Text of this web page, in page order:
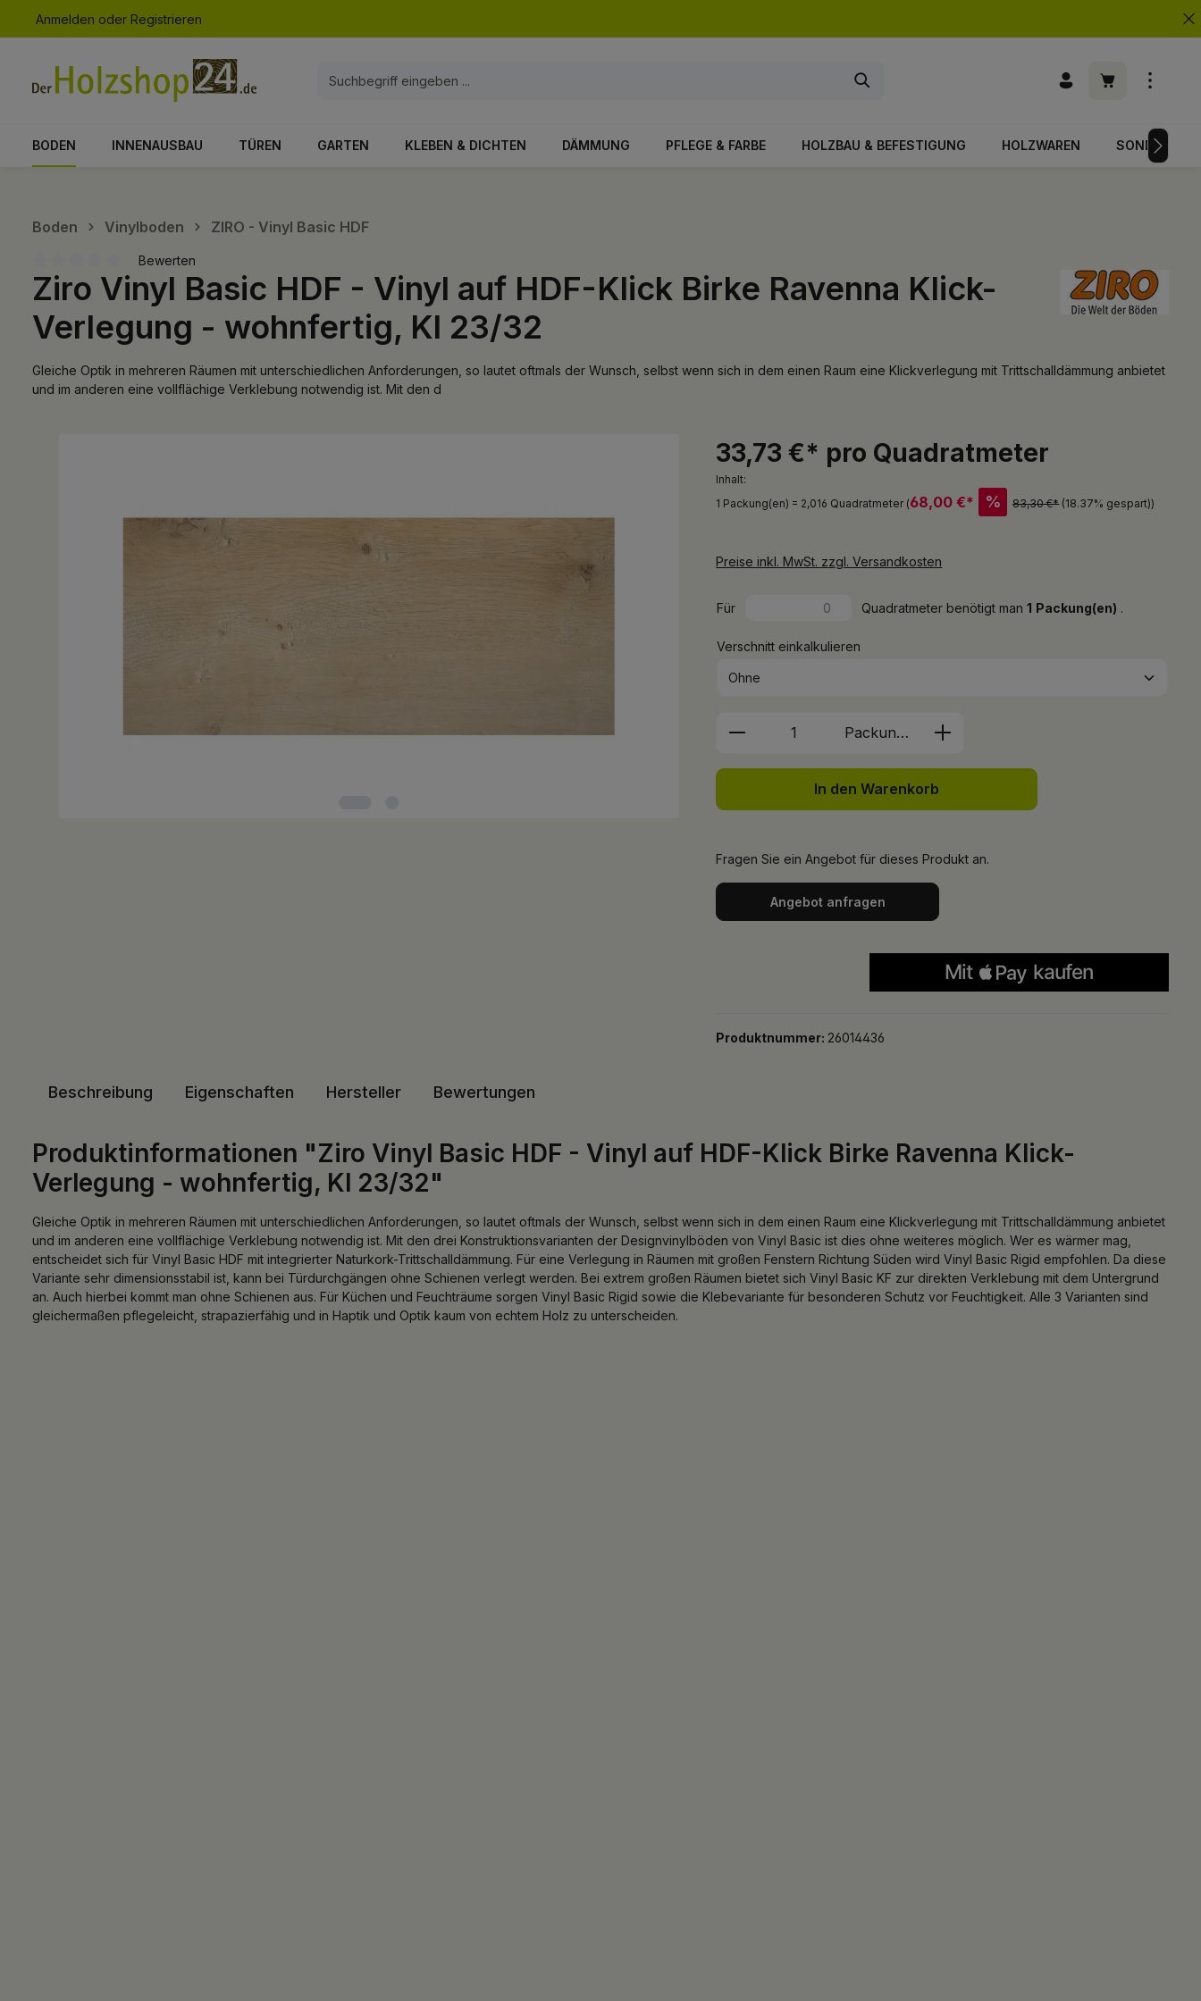
Zur Hauptnavigation springen
Anmelden oder Registrieren
Warenkorb
BODEN INNENAUSBAU TÜREN GARTEN KLEBEN & DICHTEN DÄMMUNG PFLEGE & FARBE HOLZBAU & BEFESTIGUNG HOLZWAREN
Boden Vinylboden ZIRO - Vinyl Basic HDF
Durchschnittliche Bewertung von 0 von 5 Sternen
Bewerten
Ziro Vinyl Basic HDF - Vinyl auf HDF-Klick Birke Ravenna Klick-
Verlegung - wohnfertig, Kl 23/32
Gleiche Optik in mehreren Räumen mit unterschiedlichen Anforderungen, so lautet oftmals der Wunsch, selbst wenn sich in dem einen Raum eine Klickverlegung mit Trittschalldämmung anbietet
und im anderen eine vollflächige Verklebung notwendig ist. Mit den d
33,73 €* pro Quadratmeter
Inhalt:
1 Packung(en) = 2,016 Quadratmeter (68,00 €* % 83,30 €* (18.37% gespart))
Preise inkl. MwSt. zzgl. Versandkosten
Für Quadratmeter benötigt man1 Packung(en) .
Verschnitt einkalkulieren
Produkt Anzahl: Gib den gewünschten Wert
Packung(en)
In den Warenkorb
Fragen Sie ein Angebot für dieses Produkt an.
Angebot anfragen
Produktnummer: 26014436
Beschreibung Eigenschaften Hersteller Bewertungen
Produktinformationen "Ziro Vinyl Basic HDF - Vinyl auf HDF-Klick Birke Ravenna Klick-
Verlegung - wohnfertig, Kl 23/32"
Gleiche Optik in mehreren Räumen mit unterschiedlichen Anforderungen, so lautet oftmals der Wunsch, selbst wenn sich in dem einen Raum eine Klickverlegung mit Trittschalldämmung anbietet
und im anderen eine vollflächige Verklebung notwendig ist. Mit den drei Konstruktionsvarianten der Designvinylböden von Vinyl Basic ist dies ohne weiteres möglich. Wer es wärmer mag,
entscheidet sich für Vinyl Basic HDF mit integrierter Naturkork-Trittschalldämmung. Für eine Verlegung in Räumen mit großen Fenstern Richtung Süden wird Vinyl Basic Rigid empfohlen. Da diese
Variante sehr dimensionsstabil ist, kann bei Türdurchgängen ohne Schienen verlegt werden. Bei extrem großen Räumen bietet sich Vinyl Basic KF zur direkten Verklebung mit dem Untergrund
an. Auch hierbei kommt man ohne Schienen aus. Für Küchen und Feuchträume sorgen Vinyl Basic Rigid sowie die Klebevariante für besonderen Schutz vor Feuchtigkeit. Alle 3 Varianten sind
gleichermaßen pflegeleicht, strapazierfähig und in Haptik und Optik kaum von echtem Holz zu unterscheiden.